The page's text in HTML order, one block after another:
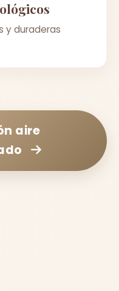
y duraderas
aire